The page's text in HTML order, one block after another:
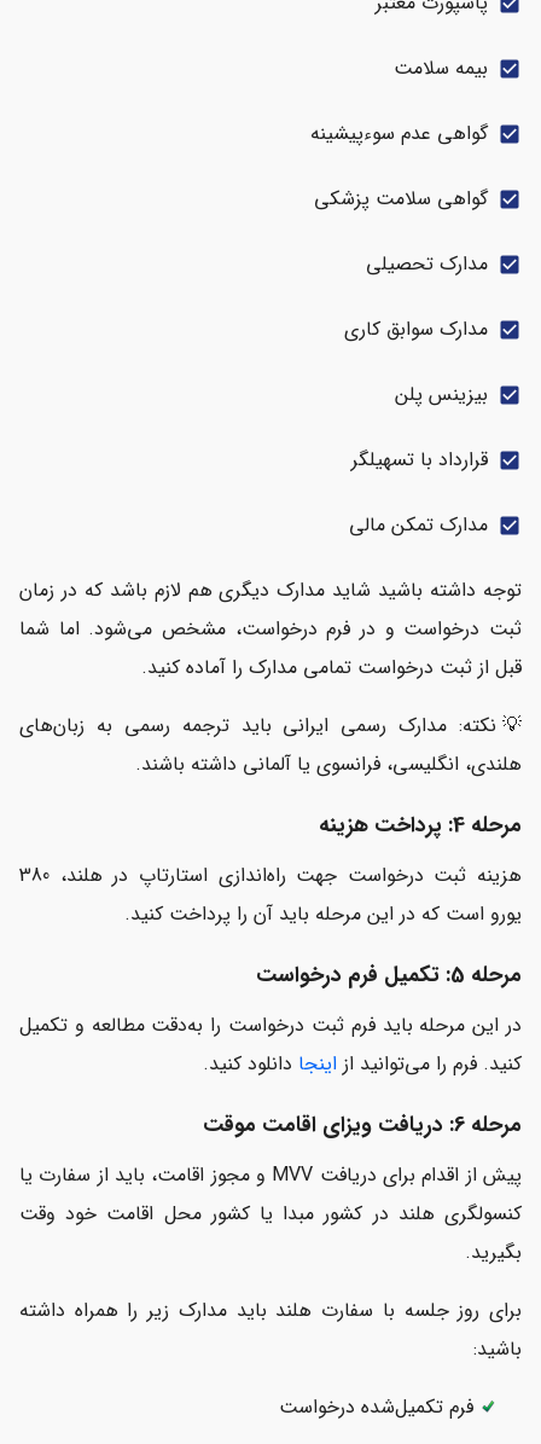
check_box بیمه سلامت
check_box گواهی عدم سوءپیشینه
check_box گواهی سلامت پزشکی
check_box مدارک تحصیلی
check_box مدارک سوابق کاری
check_box بیزینس پلن
check_box قرارداد با تسهیلگر
check_box مدارک تمکن مالی
توجه داشته باشید شاید مدارک دیگری هم لازم باشد که در زمان
ثبت درخواست و در فرم درخواست، مشخص می‌شود. اما شما
قبل از ثبت درخواست تمامی مدارک را آماده کنید.
💡نکته: مدارک رسمی ایرانی باید ترجمه رسمی به زبان‌های
هلندی، انگلیسی، فرانسوی یا آلمانی داشته باشند.
مرحله 4: پرداخت هزینه
هزینه ثبت درخواست جهت راه‌اندازی استارتاپ در هلند، 380
یورو است که در این مرحله باید آن را پرداخت کنید.
مرحله 5: تکمیل فرم درخواست
در این مرحله باید فرم ثبت درخواست را به‌دقت مطالعه و تکمیل
کنید. فرم را می‌توانید از اینجا دانلود کنید.
مرحله 6: دریافت ویزای اقامت موقت
پیش از اقدام برای دریافت MVV و مجوز اقامت، باید از سفارت یا
کنسولگری هلند در کشور مبدا یا کشور محل اقامت خود وقت
بگیرید.
برای روز جلسه با سفارت هلند باید مدارک زیر را همراه داشته
باشید:
فرم تکمیل‌شده درخواست